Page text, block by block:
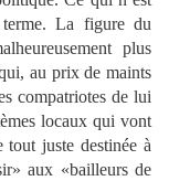
La figure du
plus
au prix de maints
compatriotes de lui
locaux qui vont
tout juste destinée à
aux «bailleurs de